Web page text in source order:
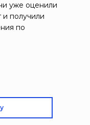
уже оценили
и получили
по